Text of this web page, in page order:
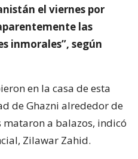
el viernes por
las
inmorales”, según
en la casa de esta
de Ghazni alrededor de
a balazos, indicó
Zilawar Zahid.